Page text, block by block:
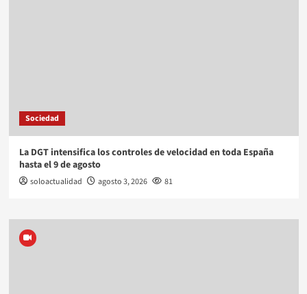
Sociedad
La DGT intensifica los controles de velocidad en toda España
hasta el 9 de agosto
soloactualidad agosto 3, 2026 81